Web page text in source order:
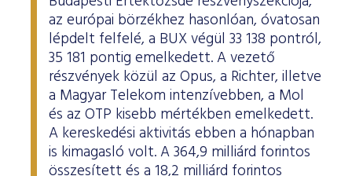
az európai börzékhez hasonlóan, óvatosan
lépdelt felfelé, a BUX végül 33 138 pontról,
35 181 pontig emelkedett. A vezető
részvények közül az Opus, a Richter, illetve
a Magyar Telekom intenzívebben, a Mol
és az OTP kisebb mértékben emelkedett.
A kereskedési aktivitás ebben a hónapban
is kimagasló volt. A 364,9 milliárd forintos
összesített és a 18,2 milliárd forintos